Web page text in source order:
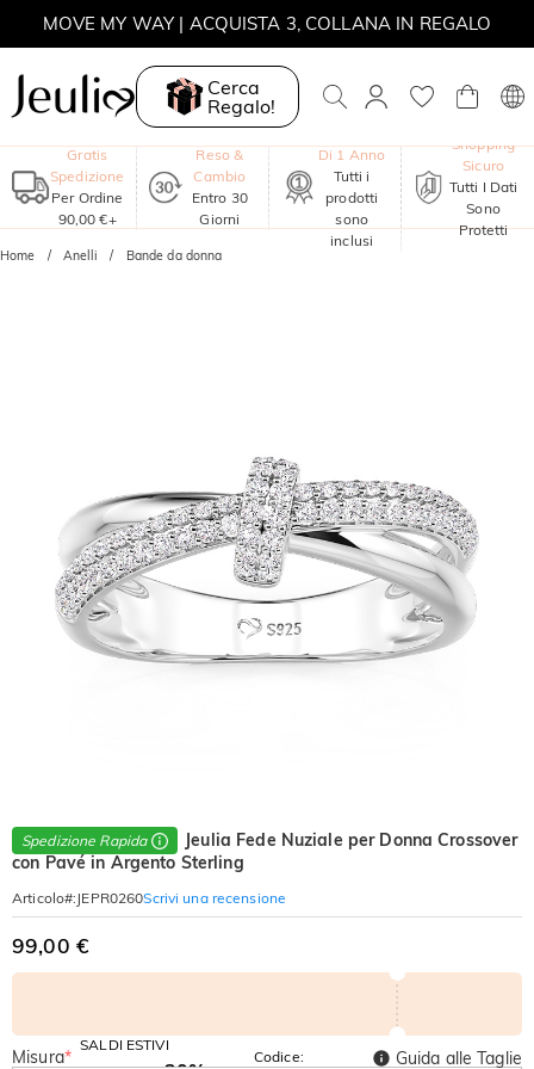
MOVE MY WAY | ACQUISTA 3, COLLANA IN REGALO
Cerca
Regalo!
Gratis
Spedizione
Per Ordine
90,00 €+
Reso &
Cambio
Entro 30
Giorni
Di 1 Anno
Tutti i
prodotti
sono
inclusi
Shopping
Sicuro
Tutti I Dati
Sono
Protetti
Home Anelli Bande da donna
Spedizione Rapida
Jeulia Fede Nuziale per Donna Crossover
con Pavé in Argento Sterling
Articolo#: JEPR0260Scrivi una recensione
99,00 €
SALDI ESTIVI
Codice:
Misura*
Guida alle Taglie